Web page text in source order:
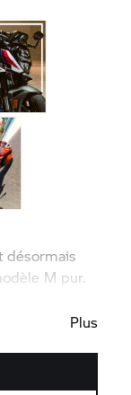
désormais
M pur.
Plus